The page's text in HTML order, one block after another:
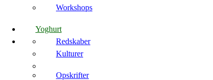
Workshops
Yoghurt
Redskaber
Kulturer
Opskrifter